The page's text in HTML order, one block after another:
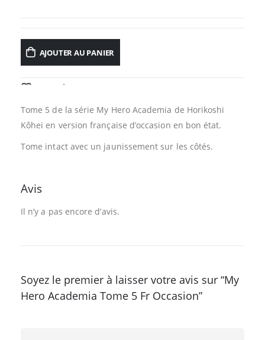
AJOUTER AU PANIER
AJOUTER À LA LISTE D’ENVIES
Tome 5 de la série My Hero Academia de Horikoshi
Kôhei en version française d’occasion en bon état.
Tome intact avec un jaunissement sur les côtés.
Avis
Il n’y a pas encore d’avis.
Soyez le premier à laisser votre avis sur “My
Hero Academia Tome 5 Fr Occasion”